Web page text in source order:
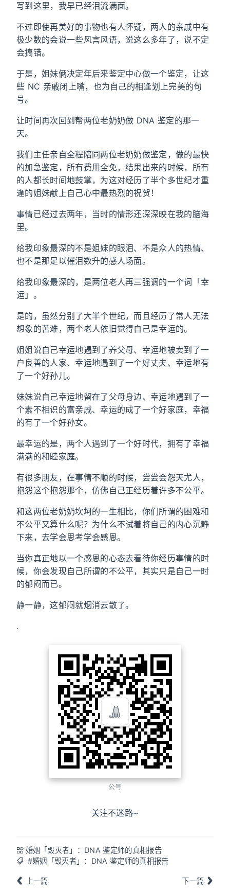
写到这里，我早已经泪流满面。
不过即使再美好的事物也有人怀疑，两人的亲戚中有
极少数的会说一些风言风语，说这么多年了，说不定
会搞错。
于是，姐妹俩决定年后来鉴定中心做一个鉴定，让这
些 NC 亲戚闭上嘴，也为自己的相逢划上完美的句
号。
让时间再次回到帮两位老奶奶做 DNA 鉴定的那一
天。
我们主任亲自全程陪同两位老奶奶做鉴定，做的最快
的加急鉴定，所有费用全免，结果出来的时候，所有
的人都长时间地鼓掌，为这对经历了半个多世纪才重
逢的姐妹献上自己心中最热烈的祝贺！
事情已经过去两年，当时的情形还深深映在我的脑海
里。
给我印象最深的不是姐妹的眼泪、不是众人的热情、
也不是那足以催泪数升的感人场面。
给我印象最深的，是两位老人再三强调的一个词「幸
运」。
是的，虽然分别了大半个世纪，而且经历了常人无法
想象的苦难，两个老人依旧觉得自己是幸运的。
姐姐说自己幸运地遇到了养父母、幸运地被卖到了一
户良善的人家、幸运地遇到了一个好丈夫、幸运地有
了一个好孙儿。
妹妹说自己幸运地留在了父母身边、幸运地遇到了一
个素不相识的富亲戚、幸运的成了一个好家庭，幸福
的有了一个好孙女。
最幸运的是，两个人遇到了一个好时代，拥有了幸福
满满的和睦家庭。
有很多朋友，在事情不顺的时候，尝尝会怨天尤人，
抱怨这个抱怨那个，仿佛自己正经历着许多不公平。
和这两位老奶奶坎坷的一生相比，你们所谓的困难和
不公平又算什么呢？为什么不试着将自己的内心沉静
下来，去学会思考学会感恩。
当你真正地以一个感恩的心态去看待你经历事情的时
候，你会发现自己所谓的不公平，其实只是自己一时
的郁闷而已。
静一静，这郁闷就烟消云散了。
.
公号
关注不迷路~
婚姻「毁灭者」：DNA 鉴定师的真相报告
#婚姻「毁灭者」：DNA 鉴定师的真相报告
上一篇 下一篇